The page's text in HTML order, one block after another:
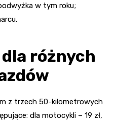
w tym roku;
różnych
z trzech 50-kilometrowych
dla motocykli – 19 zł,